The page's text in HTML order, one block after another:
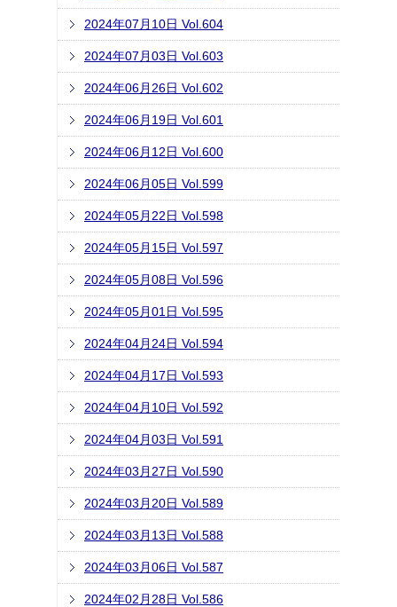
2024年07月10日 Vol.604
2024年07月03日 Vol.603
2024年06月26日 Vol.602
2024年06月19日 Vol.601
2024年06月12日 Vol.600
2024年06月05日 Vol.599
2024年05月22日 Vol.598
2024年05月15日 Vol.597
2024年05月08日 Vol.596
2024年05月01日 Vol.595
2024年04月24日 Vol.594
2024年04月17日 Vol.593
2024年04月10日 Vol.592
2024年04月03日 Vol.591
2024年03月27日 Vol.590
2024年03月20日 Vol.589
2024年03月13日 Vol.588
2024年03月06日 Vol.587
2024年02月28日 Vol.586